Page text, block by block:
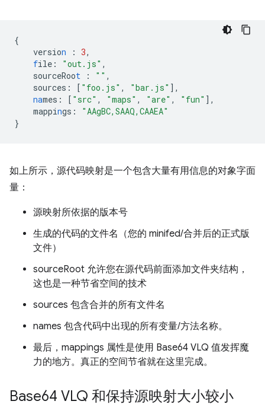
{
version : 3,
file : "out.js" ,
sourceRoot : "" ,
sources : [ "foo.js" , "bar.js" ],
names : [ "src" , "maps" , "are" , "fun" ],
mappings :
"AAgBC,SAAQ,CAAEA"
}
如上所示，源代码映射是一个包含大量有用信息的对象字面
量：
源映射所依据的版本号
生成的代码的文件名（您的 minifed/合并后的正式版
文件）
sourceRoot 允许您在源代码前面添加文件夹结构，
这也是一种节省空间的技术
sources 包含合并的所有文件名
names 包含代码中出现的所有变量/方法名称。
最后，mappings 属性是使用 Base64 VLQ 值发挥魔
力的地方。真正的空间节省就在这里完成。
Base64 VLQ 和保持源映射大小较小